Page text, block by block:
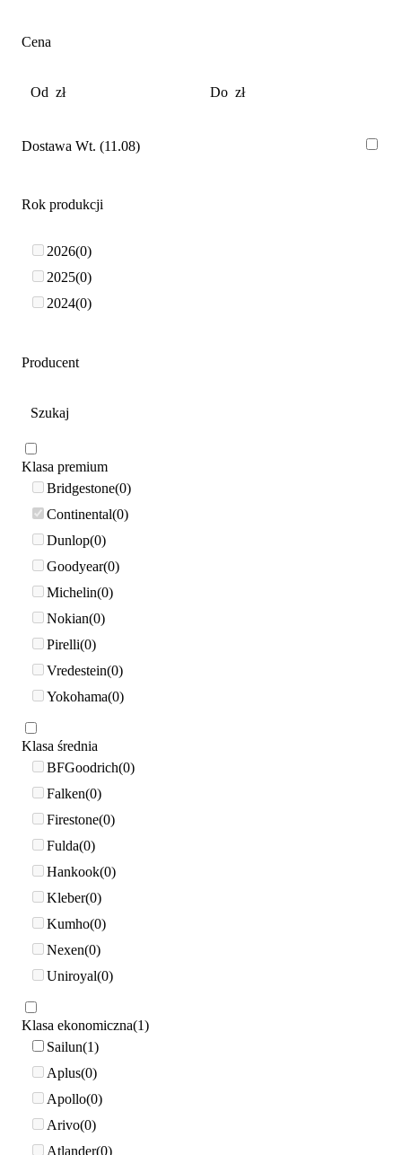
Cena
Dostawa Wt. (11.08)
Rok produkcji
2026 0
2025 0
2024 0
Producent
Klasa premium
Bridgestone 0
Continental 0
Dunlop 0
Goodyear 0
Michelin 0
Nokian 0
Pirelli 0
Vredestein 0
Yokohama 0
Klasa średnia
BFGoodrich 0
Falken 0
Firestone 0
Fulda 0
Hankook 0
Kleber 0
Kumho 0
Nexen 0
Uniroyal 0
Klasa ekonomiczna 1
Sailun 1
Aplus 0
Apollo 0
Arivo 0
Atlander 0